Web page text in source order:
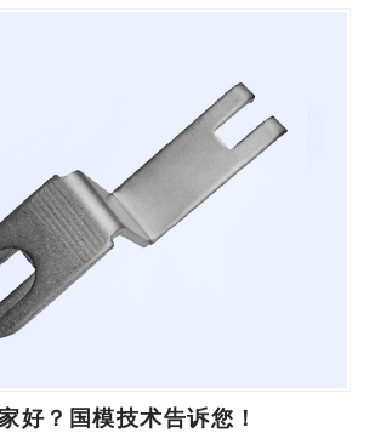
好？国模技术告诉您！